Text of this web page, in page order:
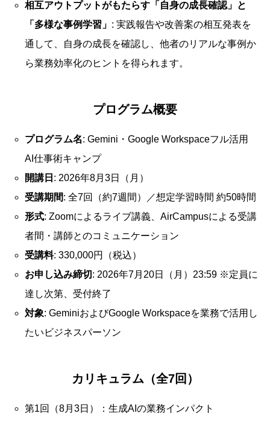
相互アウトプットがもたらす「自身の成長確認」と
「多様な事例学習」 : 実践報告や改善案の相互発表を
通して、自身の成長を確認し、他者のリアルな事例か
ら業務効率化のヒントを得られます。
プログラム概要
プログラム名: Gemini・Google Workspaceフル活用
AI仕事術キャンプ
開講日 : 2026年8月3日（月）
受講期間: 全7回（約7週間）／想定学習時間 約50時間
形式: Zoomによるライブ講義、AirCampusによる受講
者間・講師とのコミュニケーション
受講料: 330,000円（税込）
お申し込み締切: 2026年7月20日（月）23:59 ※定員に
達し次第、受付終了
対象: GeminiおよびGoogle Workspaceを業務で活用し
たいビジネスパーソン
カリキュラム（全7回）
第1回（8月3日）：生成AIの業務インパクト